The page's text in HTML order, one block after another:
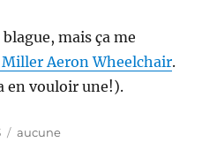
blague, mais ça me
Aeron Wheelchair.
en vouloir une!).
Catégories
aucune